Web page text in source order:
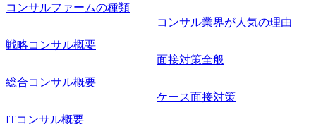
コンサルファームの種類
戦略コンサル概要
総合コンサル概要
ITコンサル概要
コンサル業界が人気の理由
面接対策全般
ケース面接対策